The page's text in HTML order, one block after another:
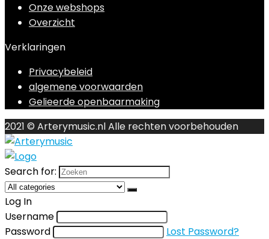
Onze webshops
Overzicht
Verklaringen
Privacybeleid
algemene voorwaarden
Gelieerde openbaarmaking
2021 © Arterymusic.nl Alle rechten voorbehouden
Search for:
Log In
Username
Password
Lost Password?